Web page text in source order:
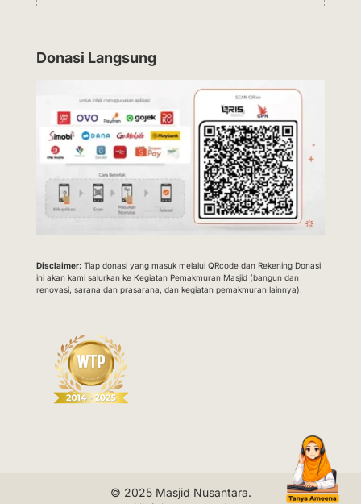
Donasi Langsung
Disclaimer:Tiap donasi yang masuk melalui QRcode dan Rekening Donasi
ini akan kami salurkan ke Kegiatan Pemakmuran Masjid (bangun dan
renovasi, sarana dan prasarana, dan kegiatan pemakmuran lainnya).
© 2025 Masjid Nusantara.